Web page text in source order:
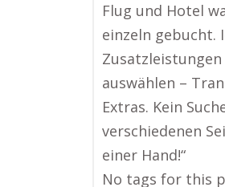
Flug und Hotel
einzeln gebucht.
auswählen –
Extras. Kein
verschiedenen
einer Hand!“
No tags for this